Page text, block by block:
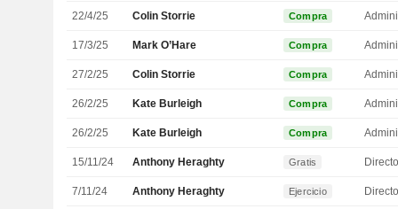
22/4/25 Colin Storrie Compra
17/3/25 Mark O’Hare Compra
27/2/25 Colin Storrie Compra
26/2/25 Kate Burleigh Compra
26/2/25 Kate Burleigh Compra
15/11/24 Anthony Heraghty Gratis
7/11/24 Anthony Heraghty Ejercicio